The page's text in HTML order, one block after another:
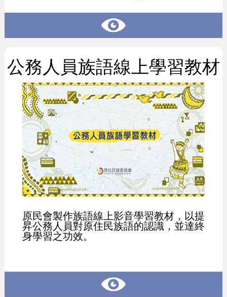
公務人員族語線上學習教材
原民會製作族語線上影音學習教材，以提
昇公務人員對原住民族語的認識，並達終
身學習之功效。